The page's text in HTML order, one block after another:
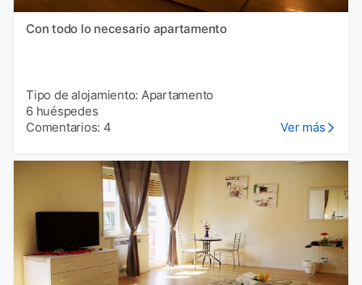
Con todo lo necesario apartamento
Tipo de alojamiento: Apartamento
6 huéspedes
Comentarios: 4
Ver más